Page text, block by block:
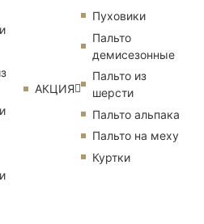
АКЦИЯ
Пуховики
Пальто
демисезонные
Пальто из
шерсти
Пальто альпака
Пальто на меху
Куртки